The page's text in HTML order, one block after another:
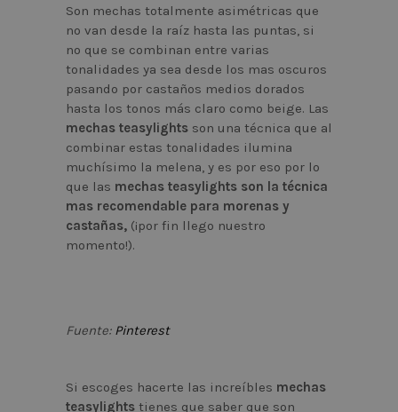
Son mechas totalmente asimétricas que
no van desde la raíz hasta las puntas, si
no que se combinan entre varias
tonalidades ya sea desde los mas oscuros
pasando por castaños medios dorados
hasta los tonos más claro como beige. Las
mechas teasylights son una técnica que al
combinar estas tonalidades ilumina
muchísimo la melena, y es por eso por lo
que las mechas teasylights son la técnica
mas recomendable para morenas y
castañas, (¡por fin llego nuestro
momento!).
Fuente: Pinterest
Si escoges hacerte las increíbles mechas
teasylights tienes que saber que son